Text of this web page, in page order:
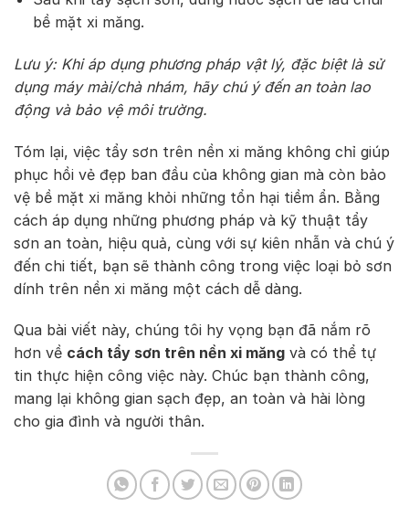
bề mặt xi măng.
Lưu ý: Khi áp dụng phương pháp vật lý, đặc biệt là sử
dụng máy mài/chà nhám, hãy chú ý đến an toàn lao
động và bảo vệ môi trường.
Tóm lại, việc tẩy sơn trên nền xi măng không chỉ giúp
phục hồi vẻ đẹp ban đầu của không gian mà còn bảo
vệ bề mặt xi măng khỏi những tổn hại tiềm ẩn. Bằng
cách áp dụng những phương pháp và kỹ thuật tẩy
sơn an toàn, hiệu quả, cùng với sự kiên nhẫn và chú ý
đến chi tiết, bạn sẽ thành công trong việc loại bỏ sơn
dính trên nền xi măng một cách dễ dàng.
Qua bài viết này, chúng tôi hy vọng bạn đã nắm rõ
hơn về cách tẩy sơn trên nền xi măng và có thể tự
tin thực hiện công việc này. Chúc bạn thành công,
mang lại không gian sạch đẹp, an toàn và hài lòng
cho gia đình và người thân.